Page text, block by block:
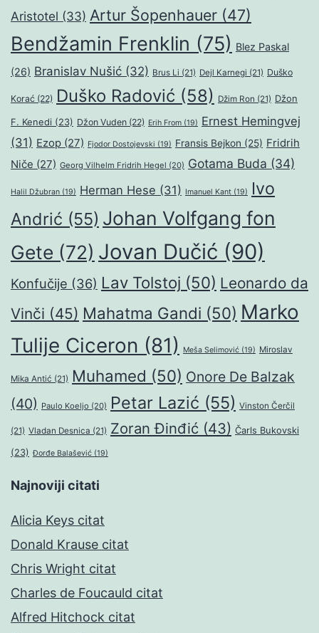
Aristotel (33) Artur Šopenhauer (47)
Bendžamin Frenklin (75) Blez Paskal
(26) Branislav Nušić (32) Brus Li (21) Dejl Karnegi (21) Duško
Korać (22) Duško Radović (58) Džim Ron (21) Džon
F. Kenedi (23) Džon Vuden (22) Erih From (19) Ernest Hemingvej
(31) Ezop (27) Fjodor Dostojevski (19) Fransis Bejkon (25) Fridrih
Niče (27) Georg Vilhelm Fridrih Hegel (20) Gotama Buda (34)
Halil Džubran (19) Herman Hese (31) Imanuel Kant (19)
Ivo
Andrić (55) Johan Volfgang fon
Gete (72) Jovan Dučić (90)
Konfučije (36) Lav Tolstoj (50) Leonardo da
Vinči (45) Mahatma Gandi (50) Marko
Tulije Ciceron (81) Meša Selimović (19) Miroslav
Mika Antić (21) Muhamed (50) Onore De Balzak
(40) Paulo Koeljo (20) Petar Lazić (55) Vinston Čerčil
(21) Vladan Desnica (21) Zoran Đinđić (43) Čarls Bukovski
(23) Đorđe Balašević (19)
Najnoviji citati
Alicia Keys citat
Donald Krause citat
Chris Wright citat
Charles de Foucauld citat
Alfred Hitchock citat